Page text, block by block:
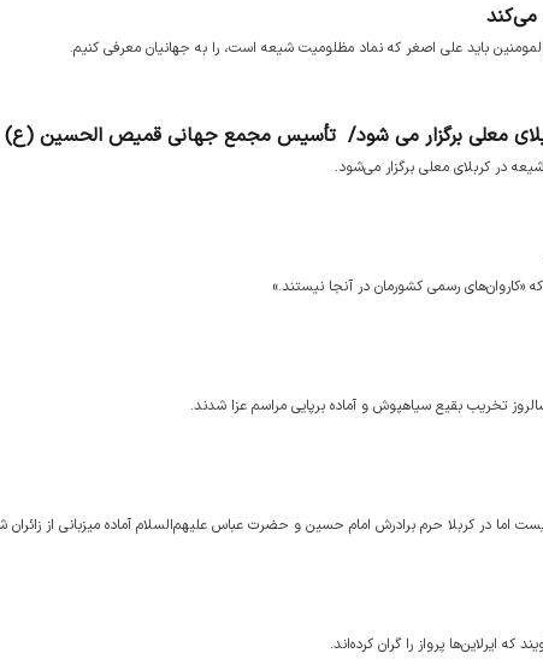
می‌کند
باید علی اصغر که نماد مظلومیت شیعه است، را به جهانیان معرفی کنیم.
معلی برگزار می شود/ تأسیس مجمع جهانی قمیص الحسین (ع)
رسمی کشورمان در آنجا نیستند.»
تخریب بقیع سیاهپوش و آماده برپایی مراسم عزا شدند.
اما در کربلا حرم برادرش امام حسین و حضرت عباس علیهم‌السلام آماده میزبانی از زائران
که ایرلاین‌ها پرواز را گران کرده‌اند.